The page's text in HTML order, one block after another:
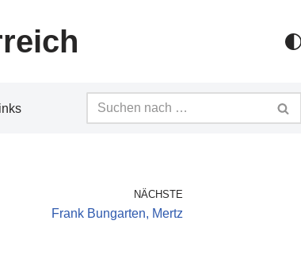
NÄCHSTE
Frank Bungarten, Mertz